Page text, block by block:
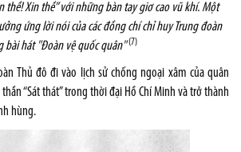
thề! Xin thề” với những bàn tay giơ cao vũ khí. Một
ứng lời nói của các đồng chí chỉ huy Trung đoàn
bài hát "Đoàn vệ quốc quân"(7)
Thủ đô đi vào lịch sử chống ngoại xâm của quân
“Sát thát” trong thời đại Hồ Chí Minh và trở thành
hùng.